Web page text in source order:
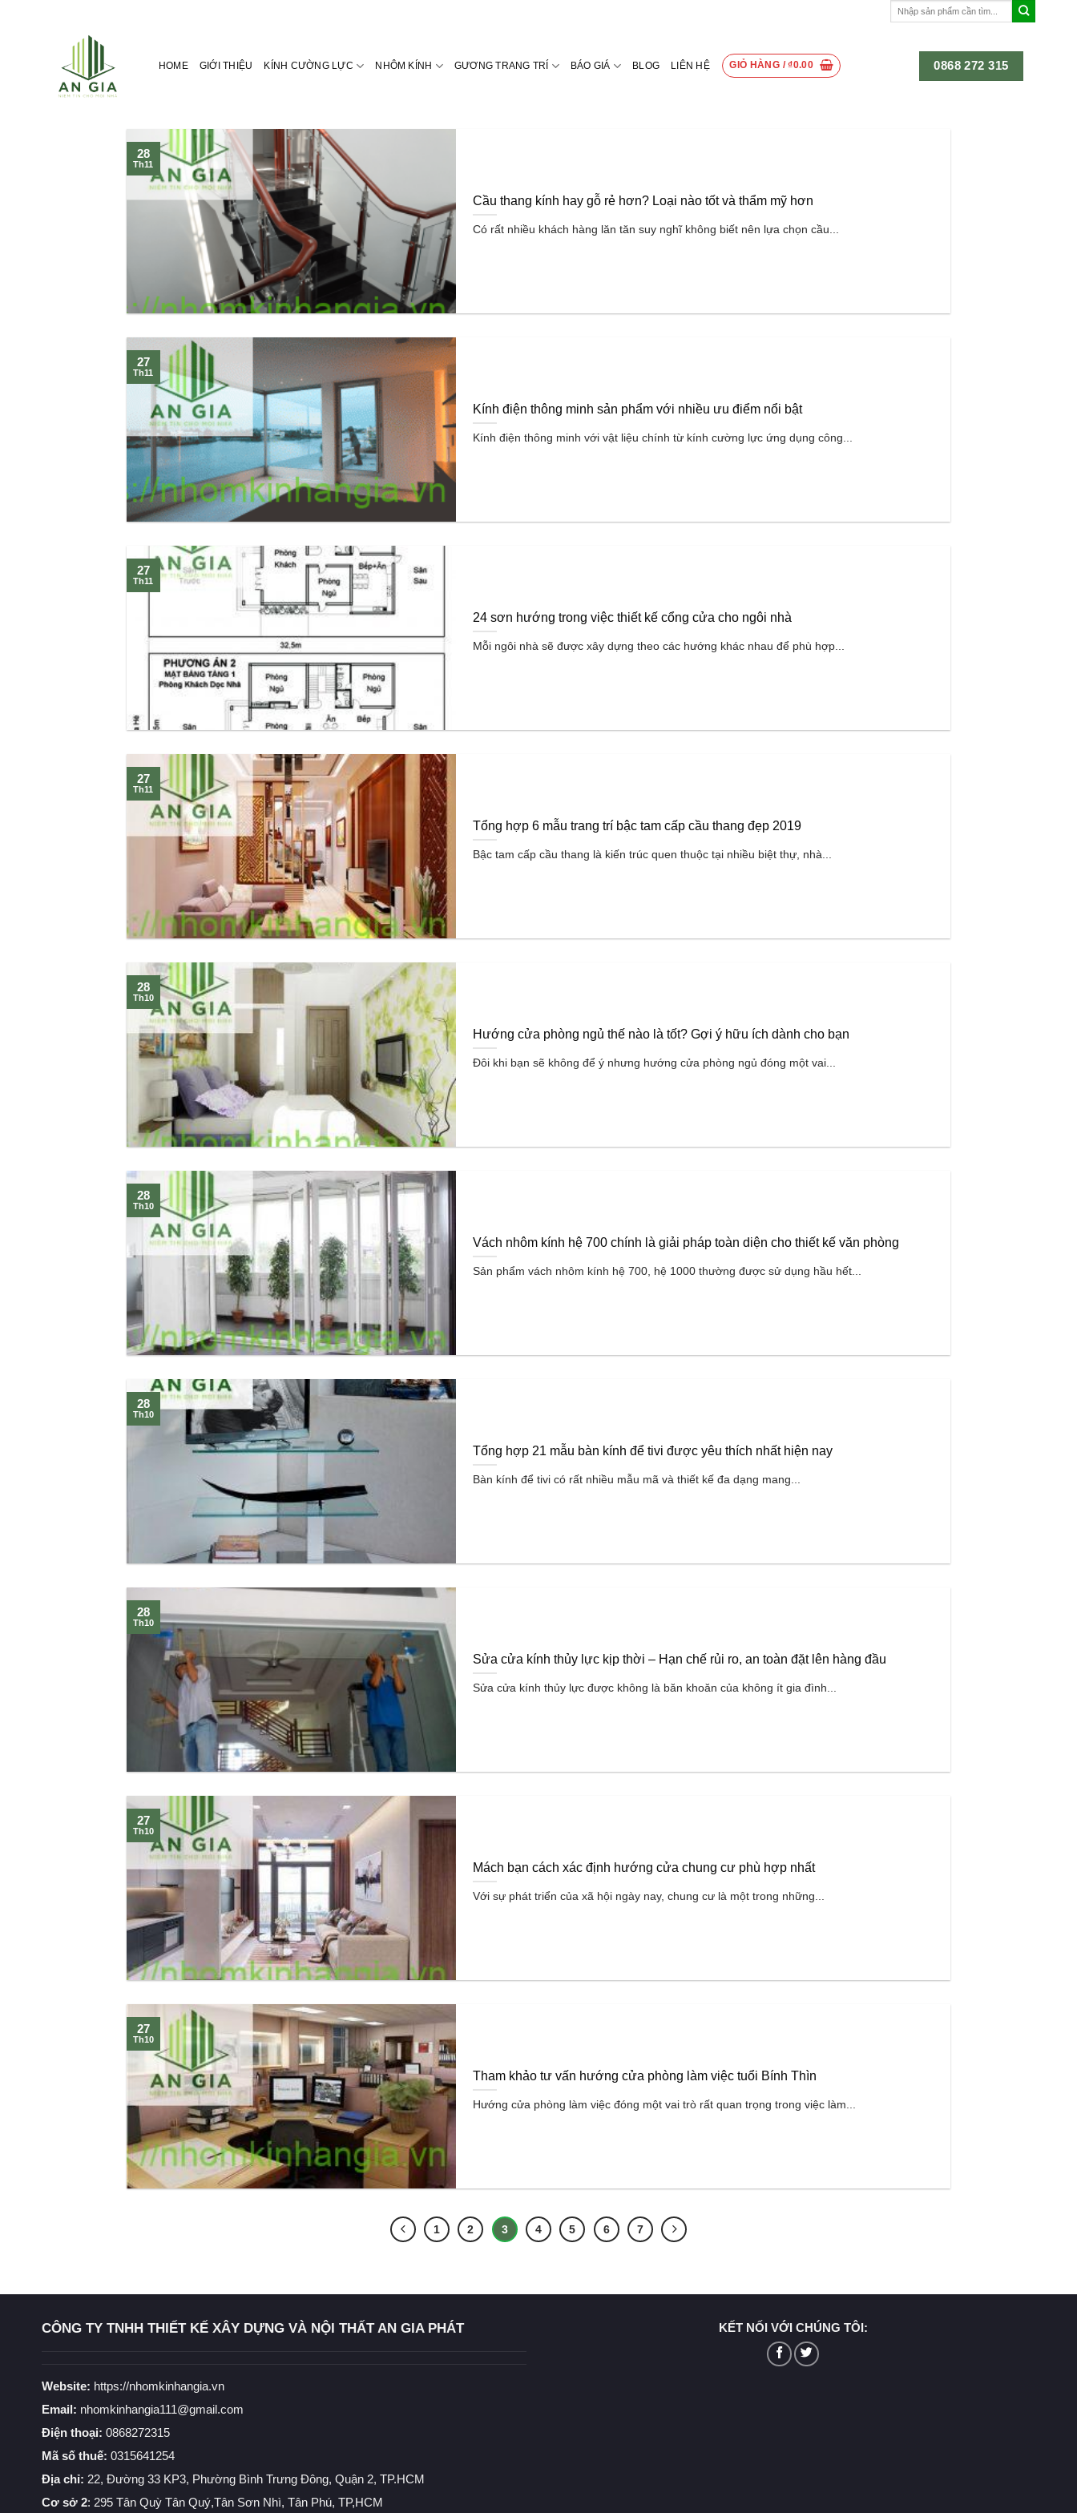
kiếm:
HOME GIỚI THIỆU KÍNH CƯỜNG LỰC NHÔM KÍNH GƯƠNG TRANG TRÍ BÁO GIÁ BLOG LIÊN HỆ GIỎ HÀNG /₫0.00 0868 272 315
Cầu thang kính hay gỗ rẻ hơn? Loại nào tốt và thẩm mỹ hơn
Có rất nhiều khách hàng lăn tăn suy nghĩ không biết nên lựa chọn cầu...
28
Th11
Kính điện thông minh sản phẩm với nhiều ưu điểm nổi bật
Kính điện thông minh với vật liệu chính từ kính cường lực ứng dụng công...
27
Th11
24 sơn hướng trong việc thiết kế cổng cửa cho ngôi nhà
Mỗi ngôi nhà sẽ được xây dựng theo các hướng khác nhau để phù hợp...
27
Th11
Tổng hợp 6 mẫu trang trí bậc tam cấp cầu thang đẹp 2019
Bậc tam cấp cầu thang là kiến trúc quen thuộc tại nhiều biệt thự, nhà...
27
Th11
Hướng cửa phòng ngủ thế nào là tốt? Gợi ý hữu ích dành cho bạn
Đôi khi bạn sẽ không để ý nhưng hướng cửa phòng ngủ đóng một vai...
28
Th10
Vách nhôm kính hệ 700 chính là giải pháp toàn diện cho thiết kế văn phòng
Sản phẩm vách nhôm kính hệ 700, hệ 1000 thường được sử dụng hầu hết...
28
Th10
Tổng hợp 21 mẫu bàn kính để tivi được yêu thích nhất hiện nay
Bàn kính để tivi có rất nhiều mẫu mã và thiết kế đa dạng mang...
28
Th10
Sửa cửa kính thủy lực kịp thời – Hạn chế rủi ro, an toàn đặt lên hàng đầu
Sửa cửa kính thủy lực được không là băn khoăn của không ít gia đình...
28
Th10
Mách bạn cách xác định hướng cửa chung cư phù hợp nhất
Với sự phát triển của xã hội ngày nay, chung cư là một trong những...
27
Th10
Tham khảo tư vấn hướng cửa phòng làm việc tuổi Bính Thìn
Hướng cửa phòng làm việc đóng một vai trò rất quan trọng trong việc làm...
27
Th10
1 2 3 4 5 6 7
CÔNG TY TNHH THIẾT KẾ XÂY DỰNG VÀ NỘI THẤT AN GIA PHÁT
Website: https://nhomkinhangia.vn
Email: nhomkinhangia111@gmail.com
Điện thoại: 0868272315
Mã số thuế: 0315641254
Địa chỉ: 22, Đường 33 KP3, Phường Bình Trưng Đông, Quận 2, TP.HCM
Cơ sở 2: 295 Tân Quỳ Tân Quý,Tân Sơn Nhì, Tân Phú, TP,HCM
KẾT NỐI VỚI CHÚNG TÔI: